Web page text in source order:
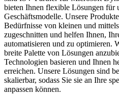
bieten Ihnen flexible Lösungen für
Geschäftsmodelle. Unsere
Bedürfnisse von kleinen und
zugeschnitten und helfen Ihnen,
automatisieren und zu optimieren.
breite Palette von Lösungen
Technologien basieren und Ihnen
erreichen. Unsere Lösungen sind
skalierbar, sodass Sie sie an Ihre
anpassen können.